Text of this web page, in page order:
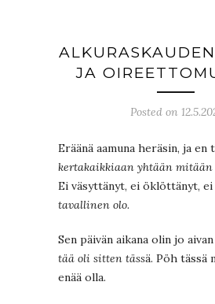
JA
Posted on
Eräänä aamuna heräsin, ja en
kertakaikkiaan yhtään
Ei väsyttänyt, ei öklöttänyt, ei
tavallinen olo.
Sen päivän aikana olin jo
tää oli sitten tässä. Pöh tässä
enää olla.